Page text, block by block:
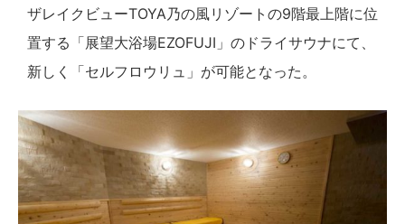
ザレイクビューTOYA乃の風リゾートの9階最上階に位
置する「展望大浴場EZOFUJI」のドライサウナにて、
新しく「セルフロウリュ」が可能となった。